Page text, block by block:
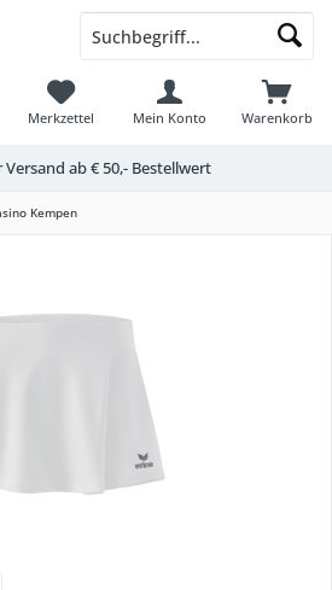
Warenkorb
Merkzettel Mein Konto
ab € 50,- Bestellwert
Kempen